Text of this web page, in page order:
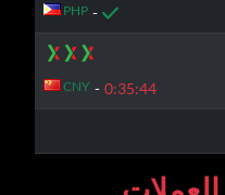
-
PHP
0:35:44
-
CNY